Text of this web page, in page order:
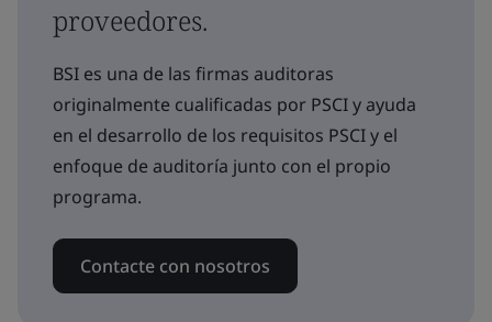
proveedores.
BSI es una de las firmas auditoras
originalmente cualificadas por PSCI y ayuda
en el desarrollo de los requisitos PSCI y el
enfoque de auditoría junto con el propio
programa.
Contacte con nosotros